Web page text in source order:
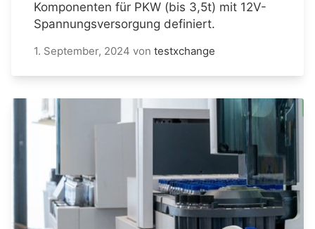
Komponenten für PKW (bis 3,5t) mit 12V-
Spannungsversorgung definiert.
1. September, 2024 von testxchange